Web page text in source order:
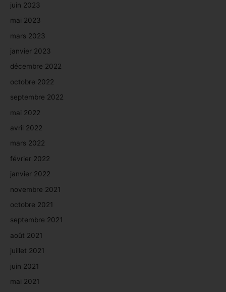
juin 2023
mai 2023
mars 2023
janvier 2023
décembre 2022
octobre 2022
septembre 2022
mai 2022
avril 2022
mars 2022
février 2022
janvier 2022
novembre 2021
octobre 2021
septembre 2021
août 2021
juillet 2021
juin 2021
mai 2021